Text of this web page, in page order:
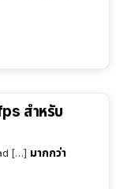
สำหรับ
[…] มากกว่า